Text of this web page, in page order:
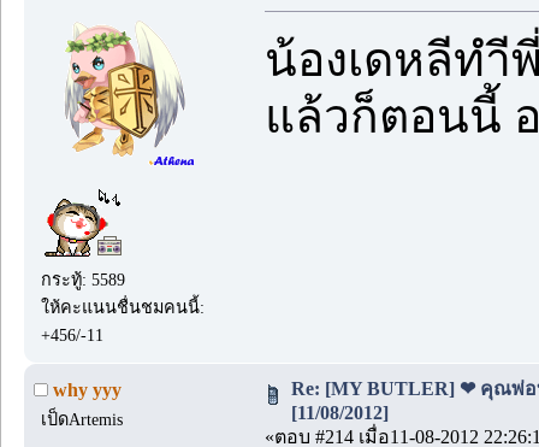
กระทู้: 5589
ให้คะแนนชื่นชมคนนี้:
+456/-11
น้องเดหลีทำี
แล้วก็ตอนนี้
why yyy
เป็ดArtemis
Re: [MY BUTLER] ❤ คุณพ่อ
[11/08/2012]
«ตอบ #214 เมื่อ11-08-2012